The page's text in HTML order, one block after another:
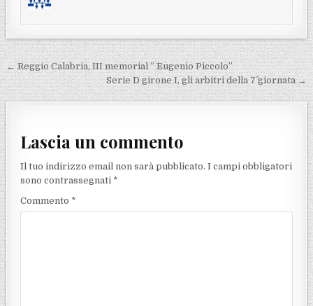
Navigazione articoli
← Reggio Calabria, III memorial ” Eugenio Piccolo”
Serie D girone I, gli arbitri della 7^ giornata →
Lascia un commento
Il tuo indirizzo email non sarà pubblicato. I campi obbligatori
sono contrassegnati *
Commento *